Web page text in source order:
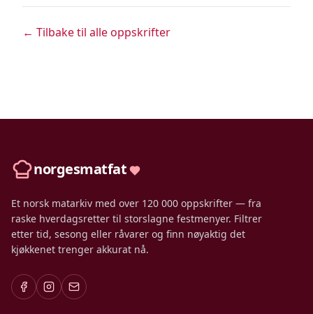
← Tilbake til alle oppskrifter
norgesmatfat
Et norsk matarkiv med over 120 000 oppskrifter — fra
raske hverdagsretter til storslagne festmenyer. Filtrer
etter tid, sesong eller råvarer og finn nøyaktig det
kjøkkenet trenger akkurat nå.